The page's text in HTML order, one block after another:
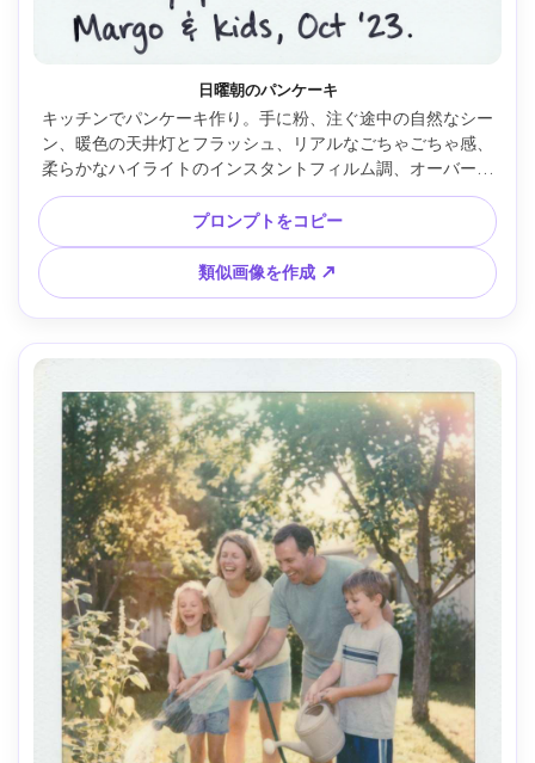
日曜朝のパンケーキ
キッチンでパンケーキ作り。手に粉、注ぐ途中の自然なシー
ン、暖色の天井灯とフラッシュ、リアルなごちゃごちゃ感、
柔らかなハイライトのインスタントフィルム調、オーバー気
味のハイライト、グレインとほこり、白枠、肌や布の質感ま
でリアル、Nikon Z7・28mm --ar 4:5
プロンプトをコピー
類似画像を作成 ↗